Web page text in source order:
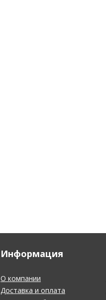
Информация
О компании
Доставка и оплата